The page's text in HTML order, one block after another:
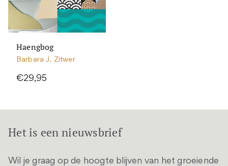
Haengbog
Barbara J. Zitwer
€29,95
Het is een nieuwsbrief
Wil je graag op de hoogte blijven van het groeiende